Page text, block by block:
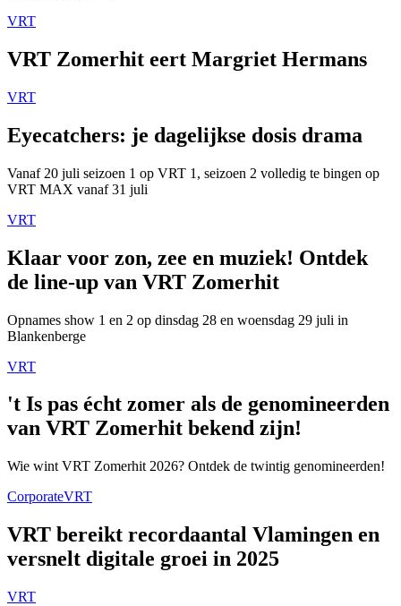
VRT
VRT Zomerhit eert Margriet Hermans
VRT
Eyecatchers: je dagelijkse dosis drama
Vanaf 20 juli seizoen 1 op VRT 1, seizoen 2 volledig te bingen op
VRT MAX vanaf 31 juli
VRT
Klaar voor zon, zee en muziek! Ontdek
de line-up van VRT Zomerhit
Opnames show 1 en 2 op dinsdag 28 en woensdag 29 juli in
Blankenberge
VRT
't Is pas écht zomer als de genomineerden
van VRT Zomerhit bekend zijn!
Wie wint VRT Zomerhit 2026? Ontdek de twintig genomineerden!
CorporateVRT
VRT bereikt recordaantal Vlamingen en
versnelt digitale groei in 2025
VRT